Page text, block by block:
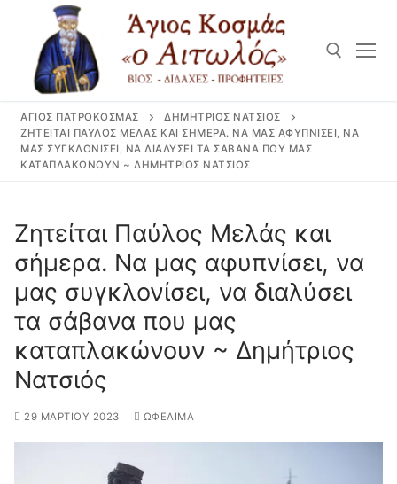
Μετάβαση
περιεχόμενο
Αναζήτηση για:
ΆΓΙΟΣ ΠΑΤΡΟΚΟΣΜΆΣ
ΔΗΜΉΤΡΙΟΣ ΝΑΤΣΙΌΣ
ΖΗΤΕΊΤΑΙ ΠΑΎΛΟΣ ΜΕΛΆΣ ΚΑΙ ΣΉΜΕΡΑ. ΝΑ ΜΑΣ ΑΦΥΠΝΊΣΕΙ, ΝΑ
ΜΑΣ ΣΥΓΚΛΟΝΊΣΕΙ, ΝΑ ΔΙΑΛΎΣΕΙ ΤΑ ΣΆΒΑΝΑ ΠΟΥ ΜΑΣ
ΚΑΤΑΠΛΑΚΏΝΟΥΝ ~ ΔΗΜΉΤΡΙΟΣ ΝΑΤΣΙΌΣ
Ζητείται Παύλος Μελάς και
σήμερα. Να μας αφυπνίσει, να
μας συγκλονίσει, να διαλύσει
τα σάβανα που μας
καταπλακώνουν ~ Δημήτριος
Νατσιός
29 ΜΑΡΤΊΟΥ 2023 ΩΦΈΛΙΜΑ